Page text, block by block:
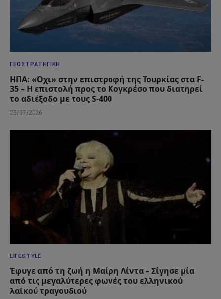
ΓΕΩΣΤΡΑΤΗΓΙΚΉ
ΗΠΑ: «Όχι» στην επιστροφή της Τουρκίας στα F-
35 – Η επιστολή προς το Κογκρέσο που διατηρεί
το αδιέξοδο με τους S-400
25/07/2026
LIFESTYLE
Έφυγε από τη ζωή η Μαίρη Λίντα – Σίγησε μία
από τις μεγαλύτερες φωνές του ελληνικού
λαϊκού τραγουδιού